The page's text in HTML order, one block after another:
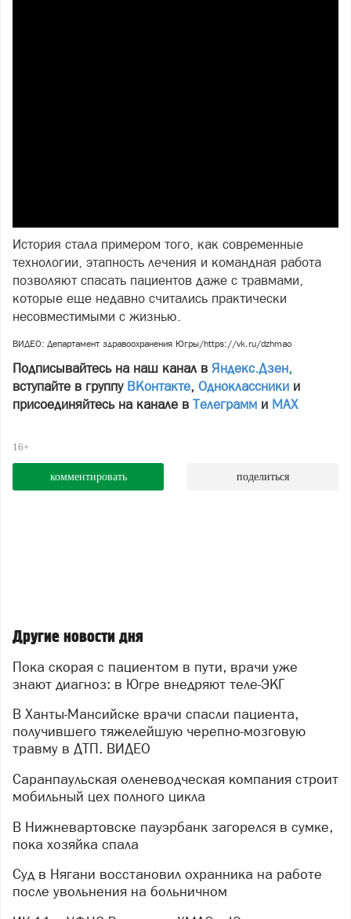
История стала примером того, как современные
технологии, этапность лечения и командная работа
позволяют спасать пациентов даже с травмами,
которые еще недавно считались практически
несовместимыми с жизнью.
ВИДЕО: Департамент здравоохранения Югры/https://vk.ru/dzhmao
Подписывайтесь на наш канал в Яндекс.Дзен,
вступайте в группу ВКонтакте, Одноклассники и
присоединяйтесь на канале в Телеграмм и МАХ
16+
комментировать поделиться
Другие новости дня
Пока скорая с пациентом в пути, врачи уже
знают диагноз: в Югре внедряют теле-ЭКГ
В Ханты-Мансийске врачи спасли пациента,
получившего тяжелейшую черепно-мозговую
травму в ДТП. ВИДЕО
Саранпаульская оленеводческая компания строит
мобильный цех полного цикла
В Нижневартовске пауэрбанк загорелся в сумке,
пока хозяйка спала
Суд в Нягани восстановил охранника на работе
после увольнения на больничном